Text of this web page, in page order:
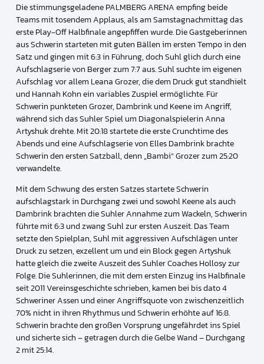
Die stimmungsgeladene PALMBERG ARENA empfing beide
Teams mit tosendem Applaus, als am Samstagnachmittag das
erste Play-Off Halbfinale angepfiffen wurde. Die Gastgeberinnen
aus Schwerin starteten mit guten Bällen im ersten Tempo in den
Satz und gingen mit 6:3 in Führung, doch Suhl glich durch eine
Aufschlagserie von Berger zum 7:7 aus. Suhl suchte im eigenen
Aufschlag vor allem Leana Grozer, die dem Druck gut standhielt
und Hannah Kohn ein variables Zuspiel ermöglichte. Für
Schwerin punkteten Grozer, Dambrink und Keene im Angriff,
während sich das Suhler Spiel um Diagonalspielerin Anna
Artyshuk drehte. Mit 20:18 startete die erste Crunchtime des
Abends und eine Aufschlagserie von Elles Dambrink brachte
Schwerin den ersten Satzball, denn „Bambi“ Grozer zum 25:20
verwandelte.
Mit dem Schwung des ersten Satzes startete Schwerin
aufschlagstark in Durchgang zwei und sowohl Keene als auch
Dambrink brachten die Suhler Annahme zum Wackeln, Schwerin
führte mit 6:3 und zwang Suhl zur ersten Auszeit. Das Team
setzte den Spielplan, Suhl mit aggressiven Aufschlägen unter
Druck zu setzen, exzellent um und ein Block gegen Artyshuk
hatte gleich die zweite Auszeit des Suhler Coaches Hollosy zur
Folge. Die Suhlerinnen, die mit dem ersten Einzug ins Halbfinale
seit 2011 Vereinsgeschichte schrieben, kamen bei bis dato 4
Schweriner Assen und einer Angriffsquote von zwischenzeitlich
70% nicht in ihren Rhythmus und Schwerin erhöhte auf 16:8.
Schwerin brachte den großen Vorsprung ungefährdet ins Spiel
und sicherte sich – getragen durch die Gelbe Wand – Durchgang
2 mit 25:14.